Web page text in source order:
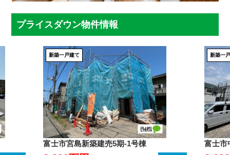
プライスダウン物件情報
富士市宮島新築建売5期-1号棟
新築一戸建て
富士市
新築一